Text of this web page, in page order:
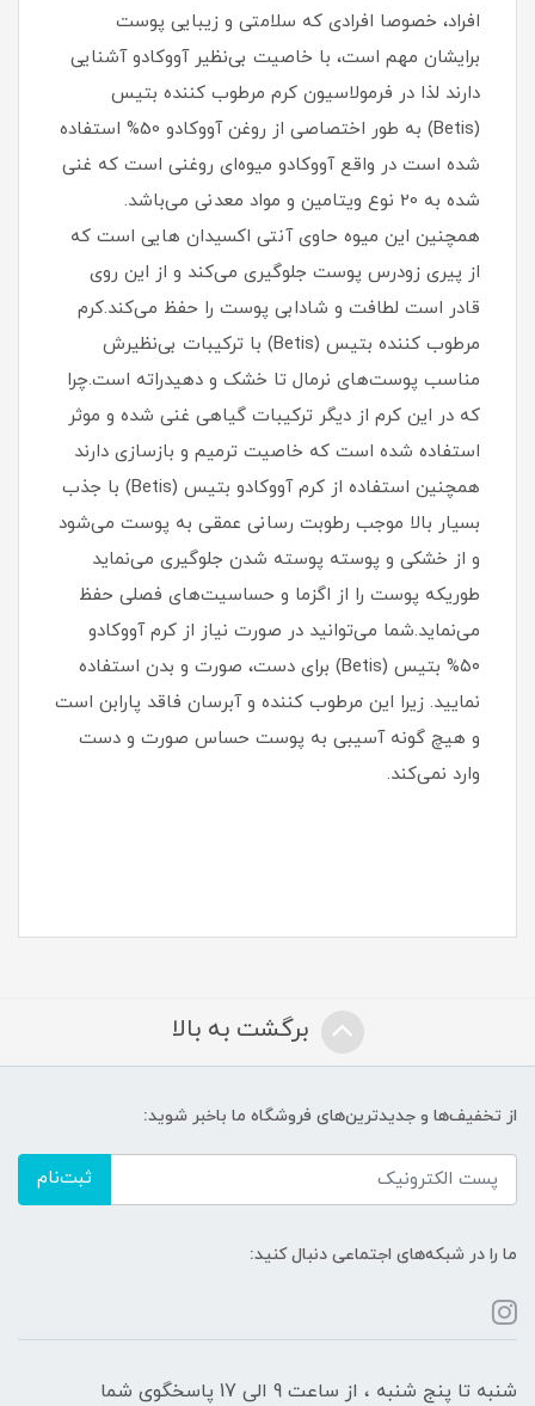
افراد، خصوصا افرادی که سلامتی و زیبایی پوست
برایشان مهم است، با خاصیت بی‌نظیر آووکادو آشنایی
دارند لذا در فرمولاسیون کرم مرطوب کننده بتیس
(Betis) به طور اختصاصی از روغن آووکادو 50% استفاده
شده است در واقع آووکادو میوه‌ای روغنی است که غنی
شده به 20 نوع ویتامین و مواد معدنی می‌باشد.
همچنین این میوه حاوی آنتی اکسیدان هایی است که
از پیری زودرس پوست جلوگیری می‌کند و از این روی
قادر است لطافت و شادابی پوست را حفظ می‌کند.کرم
مرطوب کننده بتیس (Betis) با ترکیبات بی‌نظیرش
مناسب پوست‌های نرمال تا خشک و دهیدراته است.چرا
که در این کرم از دیگر ترکیبات گیاهی غنی شده و موثر
استفاده شده است که خاصیت ترمیم و بازسازی دارند
همچنین استفاده از کرم آووکادو بتیس (Betis) با جذب
بسیار بالا موجب رطوبت رسانی عمقی به پوست می‌شود
و از خشکی و پوسته پوسته شدن جلوگیری می‌نماید
طوریکه پوست را از اگزما و حساسیت‌های فصلی حفظ
می‌نماید.شما می‌توانید در صورت نیاز از کرم آووکادو
۵۰% بتیس (Betis) برای دست، صورت و بدن استفاده
نمایید. زیرا این مرطوب کننده و آبرسان فاقد پارابن است
و هیچ گونه آسیبی به پوست حساس صورت و دست
وارد نمی‌کند.
برگشت به بالا
از تخفیف‌ها و جدیدترین‌های فروشگاه ما باخبر شوید:
ثبت‌نام
ما را در شبکه‌های اجتماعی دنبال کنید:
شنبه تا پنج شنبه ، از ساعت 9 الی 17 پاسخگوی شما